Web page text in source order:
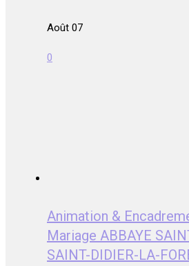
Août 07
0
Animation &
Mariage ABBAYE
SAINT-DIDIER-LA-